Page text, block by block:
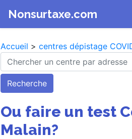
Nonsurtaxe.com
Accueil > centres dépistage
Recherche
Ou faire un test
Malain?